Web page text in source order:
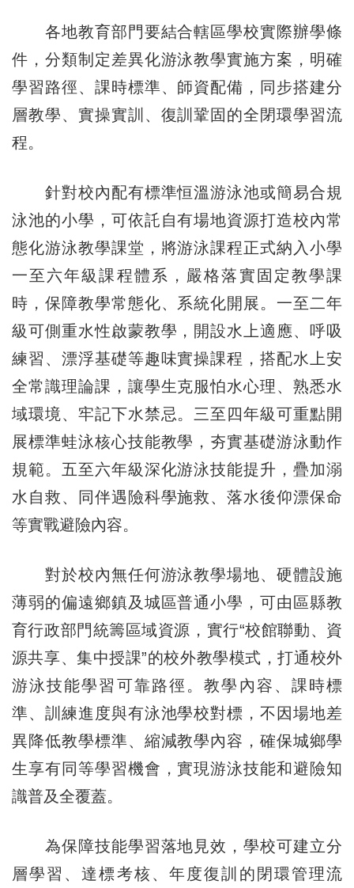
各地教育部門要結合轄區學校實際辦學條
件，分類制定差異化游泳教學實施方案，明確
學習路徑、課時標準、師資配備，同步搭建分
層教學、實操實訓、復訓鞏固的全閉環學習流
程。
針對校內配有標準恒溫游泳池或簡易合規
泳池的小學，可依託自有場地資源打造校內常
態化游泳教學課堂，將游泳課程正式納入小學
一至六年級課程體系，嚴格落實固定教學課
時，保障教學常態化、系統化開展。一至二年
級可側重水性啟蒙教學，開設水上適應、呼吸
練習、漂浮基礎等趣味實操課程，搭配水上安
全常識理論課，讓學生克服怕水心理、熟悉水
域環境、牢記下水禁忌。三至四年級可重點開
展標準蛙泳核心技能教學，夯實基礎游泳動作
規範。五至六年級深化游泳技能提升，疊加溺
水自救、同伴遇險科學施救、落水後仰漂保命
等實戰避險內容。
對於校內無任何游泳教學場地、硬體設施
薄弱的偏遠鄉鎮及城區普通小學，可由區縣教
育行政部門統籌區域資源，實行“校館聯動、資
源共享、集中授課”的校外教學模式，打通校外
游泳技能學習可靠路徑。教學內容、課時標
準、訓練進度與有泳池學校對標，不因場地差
異降低教學標準、縮減教學內容，確保城鄉學
生享有同等學習機會，實現游泳技能和避險知
識普及全覆蓋。
為保障技能學習落地見效，學校可建立分
層學習、達標考核、年度復訓的閉環管理流